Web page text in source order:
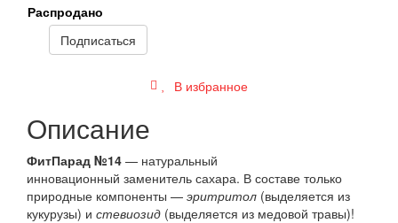
Распродано
Подписаться
В избранное
Описание
ФитПарад №14 — натуральный
инновационный заменитель сахара. В составе только
природные компоненты — эритритол (выделяется из
кукурузы) и стевиозид (выделяется из медовой травы)!